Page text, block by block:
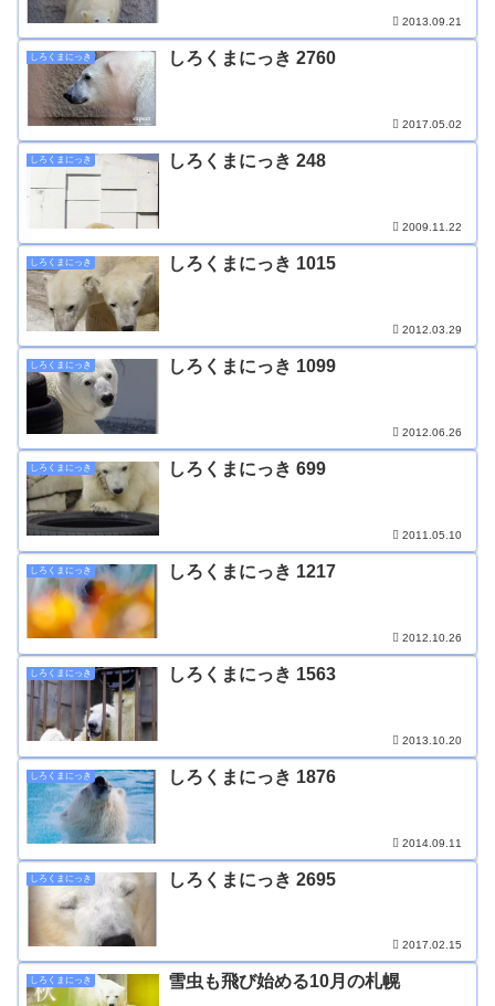
2013.09.21
しろくまにっき しろくまにっき 2760
2017.05.02
しろくまにっき しろくまにっき 248
2009.11.22
しろくまにっき しろくまにっき 1015
2012.03.29
しろくまにっき しろくまにっき 1099
2012.06.26
しろくまにっき しろくまにっき 699
2011.05.10
しろくまにっき しろくまにっき 1217
2012.10.26
しろくまにっき しろくまにっき 1563
2013.10.20
しろくまにっき しろくまにっき 1876
2014.09.11
しろくまにっき しろくまにっき 2695
2017.02.15
しろくまにっき 雪虫も飛び始める10月の札幌